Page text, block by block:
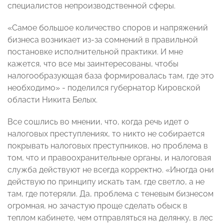
специалистов непроизводственной сферы.
«Самое большое количество споров и напряжений
бизнеса возникает из-за сомнений в правильной
постановке исполнительной практики. И мне
кажется, что все мы заинтересованы, чтобы
налогообразующая база формировалась там, где это
необходимо» - поделился губернатор Кировской
области Никита Белых.
Все сошлись во мнении, что, когда речь идет о
налоговых преступлениях, то никто не собирается
покрывать налоговых преступников, но проблема в
том, что и правоохранительные органы, и налоговая
служба действуют не всегда корректно. «Иногда они
действую по принципу искать там, где светло, а не
там, где потеряли. Да, проблема с теневым бизнесом
огромная, но зачастую проще сделать обыск в
теплом кабинете, чем отправляться на делянку, в лес